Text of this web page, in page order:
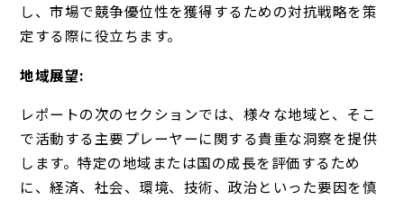
し、市場で競争優位性を獲得するための対抗戦略を策
定する際に役立ちます。
地域展望:
レポートの次のセクションでは、様々な地域と、そこ
で活動する主要プレーヤーに関する貴重な洞察を提供
します。特定の地域または国の成長を評価するため
に、経済、社会、環境、技術、政治といった要因を慎